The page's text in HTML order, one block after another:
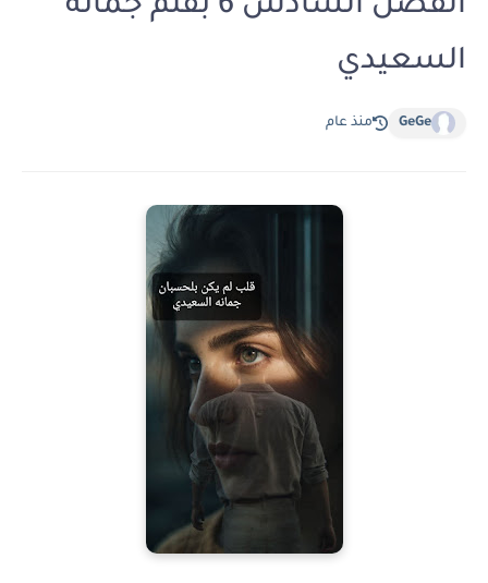
الفصل السادس 6 بقلم جمانه
السعيدي
GeGe منذ عام